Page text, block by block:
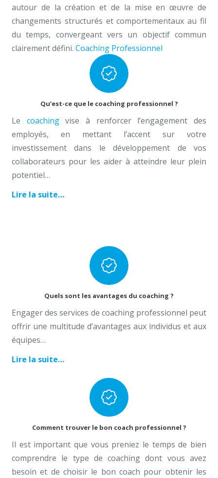
autour de la création et de la mise en œuvre de
changements structurés et comportementaux au fil
du temps, convergeant vers un objectif commun
clairement défini. Coaching Professionnel
Qu’est-ce que le coaching professionnel ?
Le coachingvise à renforcer l’engagement des
employés, en mettant l’accent sur votre
investissement dans le développement de vos
collaborateurs pour les aider à atteindre leur plein
potentiel…
Lire la suite…
Quels sont les avantages du coaching ?
Engager des services de coaching professionnel peut
offrir une multitude d’avantages aux individus et aux
équipes…
Lire la suite…
Comment trouver le bon coach professionnel ?
Il est important que vous preniez le temps de bien
comprendre le type de coaching dont vous avez
besoin et de choisir le bon coach pour obtenir les